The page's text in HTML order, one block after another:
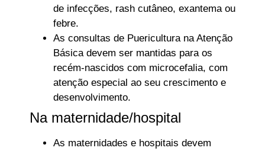
de infecções, rash cutâneo, exantema ou
febre.
As consultas de Puericultura na Atenção
Básica devem ser mantidas para os
recém-nascidos com microcefalia, com
atenção especial ao seu crescimento e
desenvolvimento.
Na maternidade/hospital
As maternidades e hospitais devem